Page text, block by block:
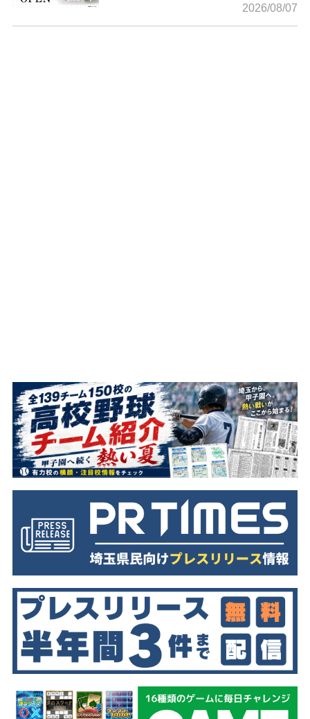
2026/08/07